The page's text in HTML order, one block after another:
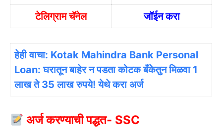
टेलिग्राम चॅनेल
जॉईन करा
हेही वाचा: Kotak Mahindra Bank Personal
Loan: घरातून बाहेर न पडता कोटक बँकेतुन मिळवा 1
लाख ते 35 लाख रुपये! येथे करा अर्ज
अर्ज करण्याची पद्धत- SSC